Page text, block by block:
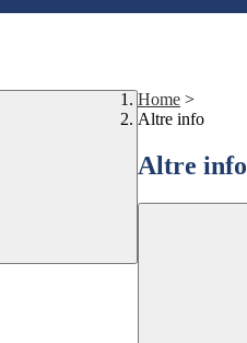
Home >
Altre info
Altre info